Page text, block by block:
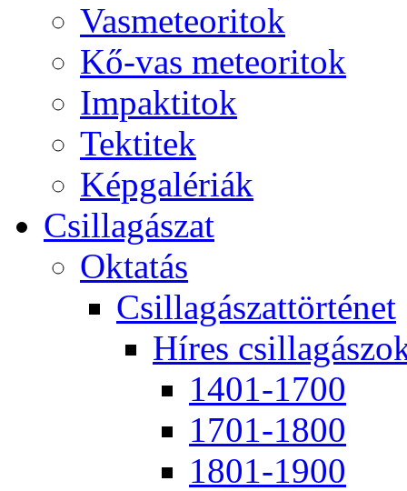
Vas­me­te­o­ri­tok
Kő-vas me­te­o­ri­tok
Imp­ak­ti­tok
Tek­ti­tek
Kép­ga­lé­ri­ák
Csil­la­gá­szat
Ok­ta­tás
Csil­la­gá­szat­tör­té­net
Hí­res
1401-1700
1701-1800
1801-1900